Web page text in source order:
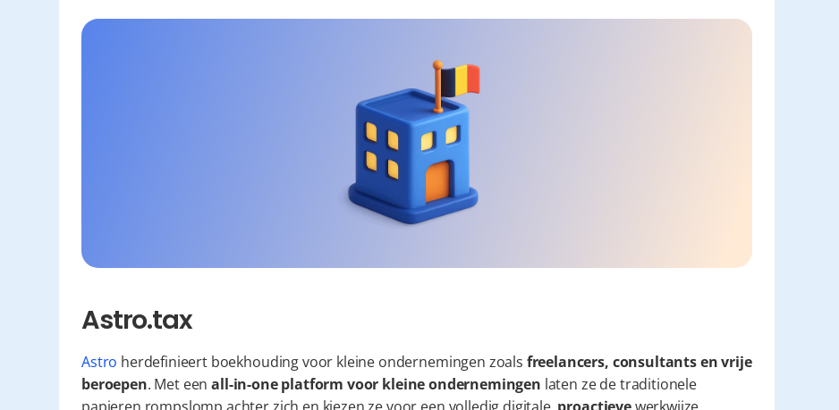
Astro.tax
Astro herdefinieert boekhouding voor kleine ondernemingen zoals freelancers, consultants en vrije
beroepen. Met een all-in-one platform voor kleine ondernemingen laten ze de traditionele